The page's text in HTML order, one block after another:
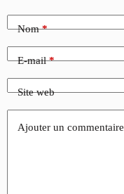
Nom*
E-mail*
Site web
Ajouter un commentaire